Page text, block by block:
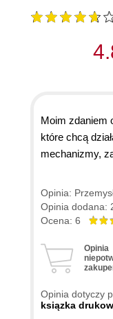
Moim zdaniem
które chcą
mechanizmy,
Książka o
trzymać :-). W
piszę kod z
przypadku
mi o
POLECAM
Opinia:
Opinia dodana:
Ocena: 6
Opinia
Opinia dotyczy
ksiązka